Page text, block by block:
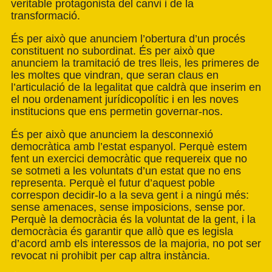
veritable protagonista del canvi i de la
transformació.
És per això que anunciem l’obertura d’un procés
constituent no subordinat. És per això que
anunciem la tramitació de tres lleis, les primeres de
les moltes que vindran, que seran claus en
l’articulació de la legalitat que caldrà que inserim en
el nou ordenament jurídicopolític i en les noves
institucions que ens permetin governar-nos.
És per això que anunciem la desconnexió
democràtica amb l’estat espanyol. Perquè estem
fent un exercici democràtic que requereix que no
se sotmeti a les voluntats d’un estat que no ens
representa. Perquè el futur d’aquest poble
correspon decidir-lo a la seva gent i a ningú més:
sense amenaces, sense imposicions, sense por.
Perquè la democràcia és la voluntat de la gent, i la
democràcia és garantir que allò que es legisla
d’acord amb els interessos de la majoria, no pot ser
revocat ni prohibit per cap altra instància.